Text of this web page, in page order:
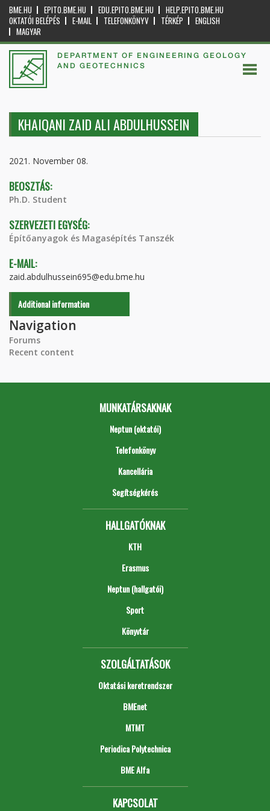
BME.HU EPITO.BME.HU EDU.EPITO.BME.HU
HELP.EPITO.BME.HU
OKTATÓI BELÉPÉS
E-MAIL TELEFONKÖNYV TÉRKÉP
ENGLISH
MAGYAR
DEPARTMENT OF ENGINEERING GEOLOGY
AND GEOTECHNICS
KHAIQANI ZAID ALI ABDULHUSSEIN
2021. November 08.
BEOSZTÁS:
Ph.D. Student
SZERVEZETI EGYSÉG:
Építőanyagok és Magasépítés Tanszék
E-MAIL:
zaid.abdulhussein695@edu.bme.hu
Additional information
Navigation
Forums
Recent content
MUNKATÁRSAKNAK
Neptun (oktatói)
Telefonkönyv
Kancellária
Segítségkérés
HALLGATÓKNAK
KTH
Erasmus
Neptun (hallgatói)
Sport
Könyvtár
SZOLGÁLTATÁSOK
Oktatási keretrendszer
BMEnet
MTMT
Periodica Polytechnica
BME Alfa
KAPCSOLAT